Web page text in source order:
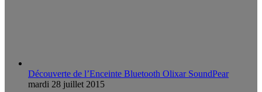
Découverte de l’Enceinte Bluetooth Olixar SoundPear
mardi 28 juillet 2015